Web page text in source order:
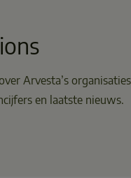
Arvesta’s
en laatste nieuws.